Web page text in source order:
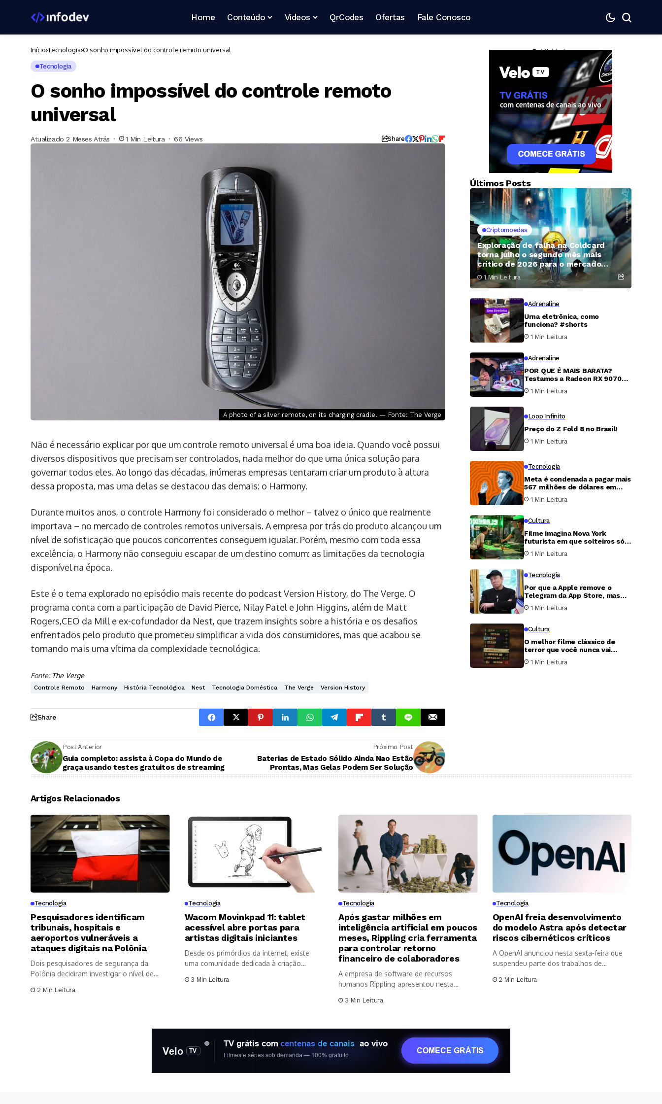
Home Conteúdo Vídeos QrCodes Ofertas Fale Conosco
Início Tecnologia O sonho impossível do controle remoto universal
Tecnologia
O sonho impossível do controle remoto
universal
Atualizado 2 Meses Atrás 1 Min Leitura 66 Views Share
A photo of a silver remote, on its charging cradle. — Fonte: The Verge
Não é necessário explicar por que um controle remoto universal é uma boa ideia. Quando você possui
diversos dispositivos que precisam ser controlados, nada melhor do que uma única solução para
governar todos eles. Ao longo das décadas, inúmeras empresas tentaram criar um produto à altura
dessa proposta, mas uma delas se destacou das demais: o Harmony.
Durante muitos anos, o controle Harmony foi considerado o melhor – talvez o único que realmente
importava – no mercado de controles remotos universais. A empresa por trás do produto alcançou um
nível de sofisticação que poucos concorrentes conseguem igualar. Porém, mesmo com toda essa
excelência, o Harmony não conseguiu escapar de um destino comum: as limitações da tecnologia
disponível na época.
Este é o tema explorado no episódio mais recente do podcast Version History, do The Verge. O
programa conta com a participação de David Pierce, Nilay Patel e John Higgins, além de Matt
Rogers,CEO da Mill e ex-cofundador da Nest, que trazem insights sobre a história e os desafios
enfrentados pelo produto que prometeu simplificar a vida dos consumidores, mas que acabou se
tornando mais uma vítima da complexidade tecnológica.
Fonte: The Verge
Controle Remoto Harmony História Tecnológica Nest Tecnologia Doméstica The Verge Version History
Share
Post Anterior
Guia completo: assista à Copa do Mundo de
graça usando testes gratuitos de streaming
Próximo Post
Baterias de Estado Sólido Ainda Nao Estão
Prontas, Mas Gelas Podem Ser Solução
— Publicidade —
Últimos Posts
Criptomoedas
Exploração de falha na Coldcard
torna julho o segundo mês mais
crítico de 2026 para o mercado
cripto
1 Min Leitura
Adrenaline
Urna eletrônica, como
funciona? #shorts
1 Min Leitura
Adrenaline
POR QUE É MAIS BARATA?
Testamos a Radeon RX 9070
XT
1 Min Leitura
Loop Infinito
Preço do Z Fold 8 no Brasil!
1 Min Leitura
Tecnologia
Meta é condenada a pagar mais
567 milhões de dólares em
caso de proteção infantil nos
Estados Unidos
1 Min Leitura
Cultura
Filme imagina Nova York
futurista em que solteiros só
podem transar uma única noite
por ano
1 Min Leitura
Tecnologia
Por que a Apple remove o
Telegram da App Store, mas
nunca faz o mesmo com o X?
1 Min Leitura
Cultura
O melhor filme clássico de
terror que você nunca vai
conseguir assistir
1 Min Leitura
Artigos Relacionados
Tecnologia
Pesquisadores identificam
tribunais, hospitais e
aeroportos vulneráveis a
ataques digitais na Polônia
Dois pesquisadores de segurança da
Polônia decidiram investigar o nível de
2 Min Leitura
Tecnologia
Wacom Movinkpad 11: tablet
acessível abre portas para
artistas digitais iniciantes
Desde os primórdios da internet, existe
uma comunidade dedicada à criação
3 Min Leitura
Tecnologia
Após gastar milhões em
inteligência artificial em poucos
meses, Rippling cria ferramenta
para controlar retorno
financeiro de colaboradores
A empresa de software de recursos
humanos Rippling apresentou nesta
3 Min Leitura
Tecnologia
OpenAI freia desenvolvimento
do modelo Astra após detectar
riscos cibernéticos críticos
A OpenAI anunciou nesta sexta-feira que
suspendeu parte dos trabalhos de
2 Min Leitura